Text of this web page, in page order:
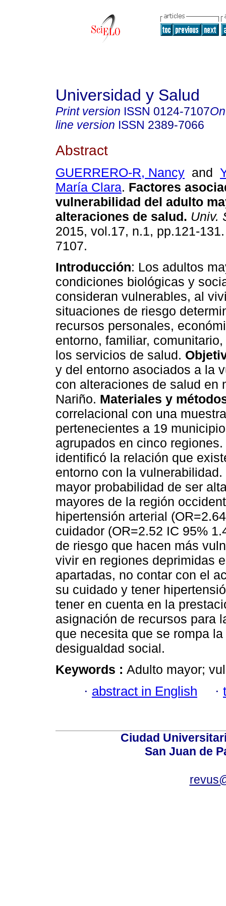
Universidad y Salud
Print version ISSN 0124-7107
line version ISSN 2389-7066
Abstract
GUERRERO-R, Nancy and
María Clara. Factores
vulnerabilidad del adulto
alteraciones de salud. Univ.
2015, vol.17, n.1, pp.121-
7107.
Introducción: Los adultos
condiciones biológicas y
consideran vulnerables, al
situaciones de riesgo
recursos personales,
entorno, familiar,
los servicios de salud.
y del entorno asociados a la
con alteraciones de salud en
Nariño. Materiales y
correlacional con una
pertenecientes a 19
agrupados en cinco
identificó la relación que
entorno con la vulnerabilidad.
mayor probabilidad de ser
mayores de la región
hipertensión arterial
cuidador (OR=2.52 IC 95%
de riesgo que hacen más
vivir en regiones deprimidas
apartadas, no contar con el
su cuidado y tener
tener en cuenta en la
asignación de recursos para
que necesita que se rompa
desigualdad social.
Keywords : Adulto mayor;
· abstract in English ·
Ciudad
San Juan de